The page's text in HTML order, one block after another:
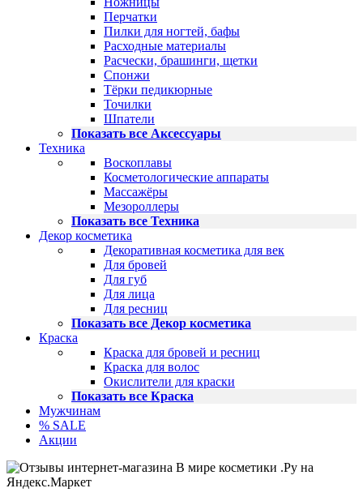
Перчатки
Пилки для ногтей, бафы
Расходные материалы
Расчески, брашинги, щетки
Спонжи
Тёрки педикюрные
Точилки
Шпатели
Показать все Аксессуары
Техника
Воскоплавы
Косметологические аппараты
Массажёры
Мезороллеры
Показать все Техника
Декор косметика
Декоративная косметика для век
Для бровей
Для губ
Для лица
Для ресниц
Показать все Декор косметика
Краска
Краска для бровей и ресниц
Краска для волос
Окислители для краски
Показать все Краска
Мужчинам
% SALE
Акции